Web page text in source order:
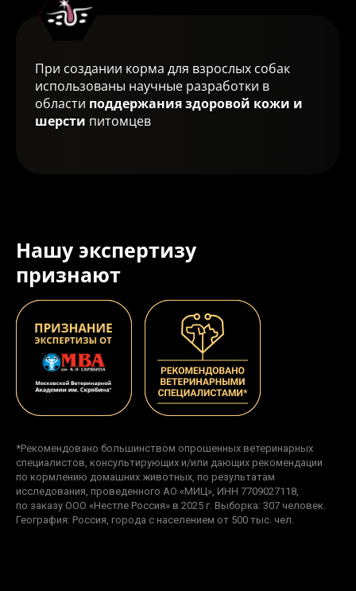
При создании корма для взрослых собак
использованы научные разработки в
области поддержания здоровой кожи и
шерсти питомцев
Нашу экспертизу
признают
*Рекомендовано большинством опрошенных ветеринарных
специалистов, консультирующих и/или дающих рекомендации
по кормлению домашних животных, по результатам
исследования, проведенного АО «МИЦ», ИНН 7709027118,
по заказу ООО «Нестле Россия» в 2025 г. Выборка: 307 человек.
География: Россия, города с населением от 500 тыс. чел.